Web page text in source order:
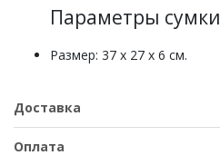
Параметры сумки
Размер: 37 x 27 х 6 см.
Доставка
Оплата